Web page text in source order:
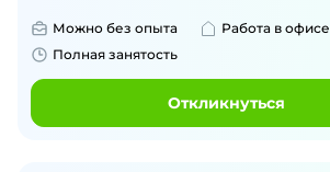
Можно без опыта
Работа в офисе
Полная занятость
Откликнуться